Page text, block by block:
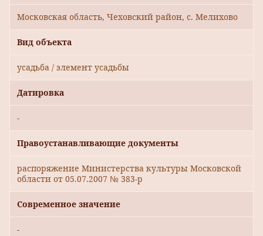
Московская область, Чеховский район, с. Мелихово
Вид объекта
усадьба / элемент усадьбы
Датировка
-
Правоустанавливающие документы
распоряжение Министерства культуры Московской
области от 05.07.2007 № 383-р
Современное значение
-